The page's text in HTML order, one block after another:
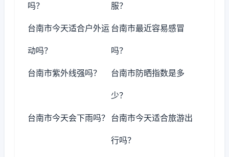
吗？ 服？
台南市今天适合户外运
动吗？
台南市最近容易感冒
吗？
台南市紫外线强吗？ 台南市防晒指数是多
少？
台南市今天会下雨吗？ 台南市今天适合旅游出
行吗？